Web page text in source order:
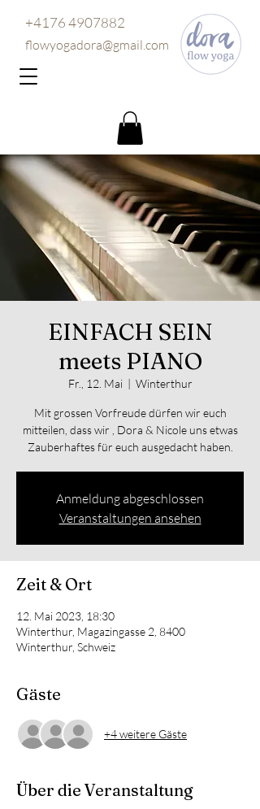
flowyogadora@gmail.com
+4176 4907882
EINFACH SEIN
meets PIANO
Fr., 12. Mai
  |
Winterthur
Mit grossen Vorfreude dürfen wir euch
mitteilen, dass wir , Dora & Nicole uns etwas
Zauberhaftes für euch ausgedacht haben.
Anmeldung abgeschlossen
Veranstaltungen ansehen
Zeit & Ort
12. Mai 2023, 18:30
Winterthur, Magazingasse 2, 8400
Winterthur, Schweiz
Gäste
+4 weitere Gäste
Über die Veranstaltung